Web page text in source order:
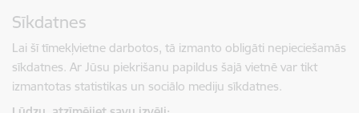
Sīkdatnes
Lai šī tīmekļvietne darbotos, tā izmanto obligāti nepieciešamās
sīkdatnes. Ar Jūsu piekrišanu papildus šajā vietnē var tikt
izmantotas statistikas un sociālo mediju sīkdatnes.